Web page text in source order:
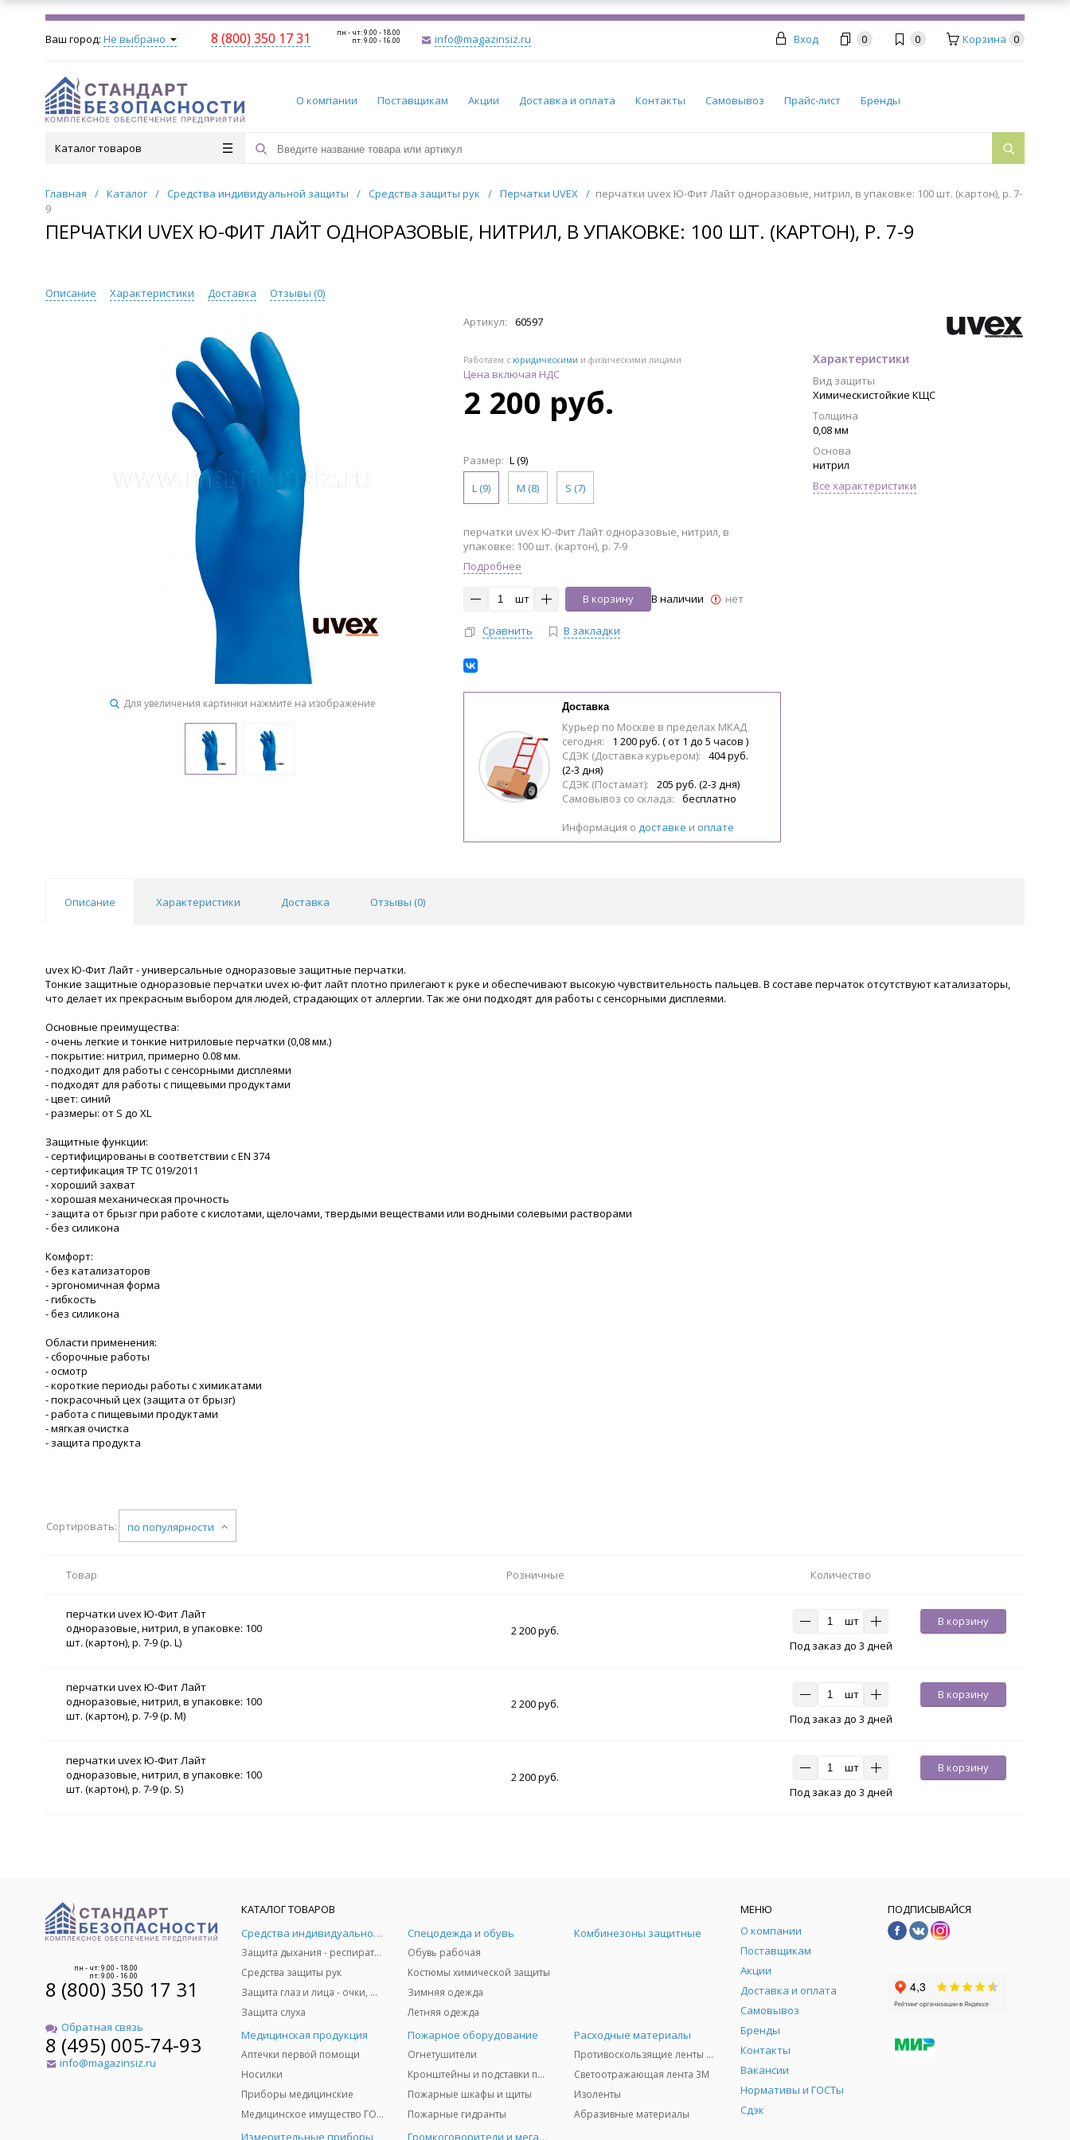
Ваш город: Не выбрано 8 (800) 350 17 31 пн - чт: 9.00 - 18.00
пт: 9.00 - 16.00 info@magazinsiz.ru Вход 0 0 Корзина 0
О компании Поставщикам Акции Доставка и оплата Контакты Самовывоз Прайс-лист Бренды
Каталог товаров
Главная / Каталог / Средства индивидуальной защиты / Средства защиты рук / Перчатки UVEX / перчатки uvex Ю-Фит Лайт одноразовые, нитрил, в упаковке: 100 шт. (картон), р. 7-
9
ПЕРЧАТКИ UVEX Ю-ФИТ ЛАЙТ ОДНОРАЗОВЫЕ, НИТРИЛ, В УПАКОВКЕ: 100 ШТ. (КАРТОН), Р. 7-9
Описание Характеристики Доставка Отзывы (0)
Для увеличения картинки нажмите на изображение
Артикул: 60597
Работаем с юридическими и физическими лицами
Цена включая НДС
2 200 руб.
Размер: L (9)
L (9)
M (8) S (7)
Характеристики
Вид защиты
Химическистойкие КЩС
Толщина
0,08 мм
Основа
нитрил
Все характеристики
перчатки uvex Ю-Фит Лайт одноразовые, нитрил, в
упаковке: 100 шт. (картон), р. 7-9
Подробнее
шт В корзину В наличии нет
Сравнить В закладки
Доставка
Курьер по Москве в пределах МКАД
сегодня:
1 200 руб. ( от 1 до 5 часов )
СДЭК (Доставка курьером):
404 руб.
(2-3 дня)
СДЭК (Постамат):
205 руб. (2-3 дня)
Самовывоз со склада:
бесплатно
Информация о доставке и оплате
Описание Характеристики Доставка Отзывы (0)
uvex Ю-Фит Лайт - универсальные одноразовые защитные перчатки.
Тонкие защитные одноразовые перчатки uvex ю-фит лайт плотно прилегают к руке и обеспечивают высокую чувствительность пальцев. В составе перчаток отсутствуют катализаторы,
что делает их прекрасным выбором для людей, страдающих от аллергии. Так же они подходят для работы с сенсорными дисплеями.
Основные преимущества:
- очень легкие и тонкие нитриловые перчатки (0,08 мм.)
- покрытие: нитрил, примерно 0.08 мм.
- подходит для работы с сенсорными дисплеями
- подходят для работы с пищевыми продуктами
- цвет: синий
- размеры: от S до XL
Защитные функции:
- сертифицированы в соответствии с EN 374
- сертификация ТР ТС 019/2011
- хороший захват
- хорошая механическая прочность
- защита от брызг при работе с кислотами, щелочами, твердыми веществами или водными солевыми растворами
- без силикона
Комфорт:
- без катализаторов
- эргономичная форма
- гибкость
- без силикона
Области применения:
- сборочные работы
- осмотр
- короткие периоды работы с химикатами
- покрасочный цех (защита от брызг)
- работа с пищевыми продуктами
- мягкая очистка
- защита продукта
Сортировать: по популярности
Товар Розничные Количество
перчатки uvex Ю-Фит Лайт
одноразовые, нитрил, в упаковке: 100
шт. (картон), р. 7-9 (р. L)
2 200 руб.
шт
В корзину
Под заказ до 3 дней
перчатки uvex Ю-Фит Лайт
одноразовые, нитрил, в упаковке: 100
шт. (картон), р. 7-9 (р. M)
2 200 руб.
шт
В корзину
Под заказ до 3 дней
перчатки uvex Ю-Фит Лайт
одноразовые, нитрил, в упаковке: 100
шт. (картон), р. 7-9 (р. S)
2 200 руб.
шт
В корзину
Под заказ до 3 дней
пн - чт: 9.00 - 18.00
пт: 9.00 - 16.00
8 (800) 350 17 31
Обратная связь
8 (495) 005-74-93
info@magazinsiz.ru
КАТАЛОГ ТОВАРОВ
Средства индивидуальной защиты
Защита дыхания - респираторы, противогазы, фильтры, дозиметры
Средства защиты рук
Защита глаз и лица - очки, щитки
Защита слуха
Спецодежда и обувь
Обувь рабочая
Костюмы химической защиты
Зимняя одежда
Летняя одежда
Комбинезоны защитные
Медицинская продукция
Аптечки первой помощи
Носилки
Приборы медицинские
Медицинское имущество ГО и ЧС
Пожарное оборудование
Огнетушители
Кронштейны и подставки под огнетушители
Пожарные шкафы и щиты
Пожарные гидранты
Расходные материалы
Противоскользящие ленты 3М
Светоотражающая лента 3M
Изоленты
Абразивные материалы
Измерительные приборы Громкоговорители и мегафоны
МЕНЮ
О компании
Поставщикам
Акции
Доставка и оплата
Самовывоз
Бренды
Контакты
Вакансии
Нормативы и ГОСТы
Сдэк
ПОДПИСЫВАЙСЯ